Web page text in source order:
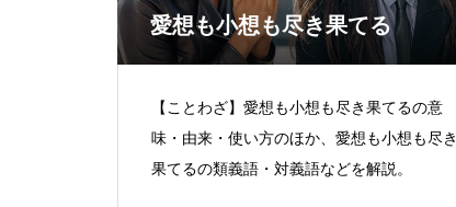
愛想も小想も尽き果てる
【ことわざ】愛想も小想も尽き果てるの意
味・由来・使い方のほか、愛想も小想も尽き
果てるの類義語・対義語などを解説。